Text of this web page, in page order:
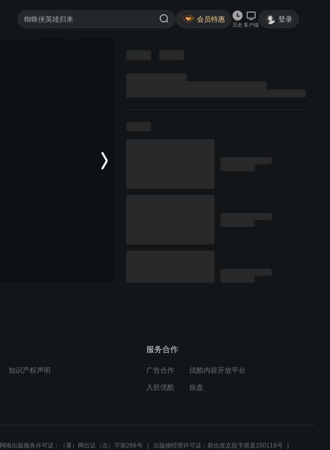
会员特惠
历史 客户端
登录
知识产权声明
服务合作
广告合作 优酷内容开放平台
入驻优酷 娱盘
网络出版服务许可证：（署）网出证（京）字第266号 出版物经营许可证：新出发京批字第直150118号